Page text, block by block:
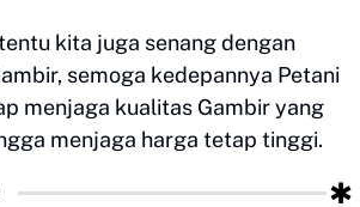
kita juga senang dengan
semoga kedepannya Petani
menjaga kualitas Gambir yang
menjaga harga tetap tinggi.